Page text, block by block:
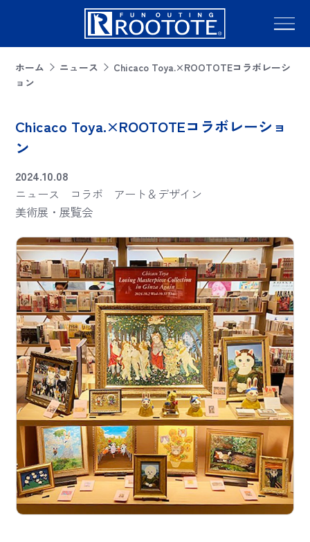
ホーム ニュース
Chicaco Toya.×ROOTOTEコラボレーシ
ョン
Chicaco Toya.×ROOTOTEコラボレーショ
ン
2024.10.08
ニュース
コラボ
アート＆デザイン
美術展・展覧会